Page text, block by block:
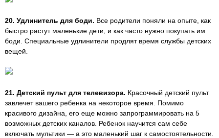
20. Удлинитель для боди. Все родители поняли на опыте, как
быстро растут маленькие дети, и как часто нужно покупать им
боди. Специальные удлинители продлят время службы детских
вещей.
21. Детский пульт для телевизора. Красочный детский пульт
завлечет вашего ребенка на некоторое время. Помимо
красивого дизайна, его еще можно запрограммировать на 5
возможных детских каналов. Ребенок научится сам себе
включать мультики — а это маленький шаг к самостоятельности.